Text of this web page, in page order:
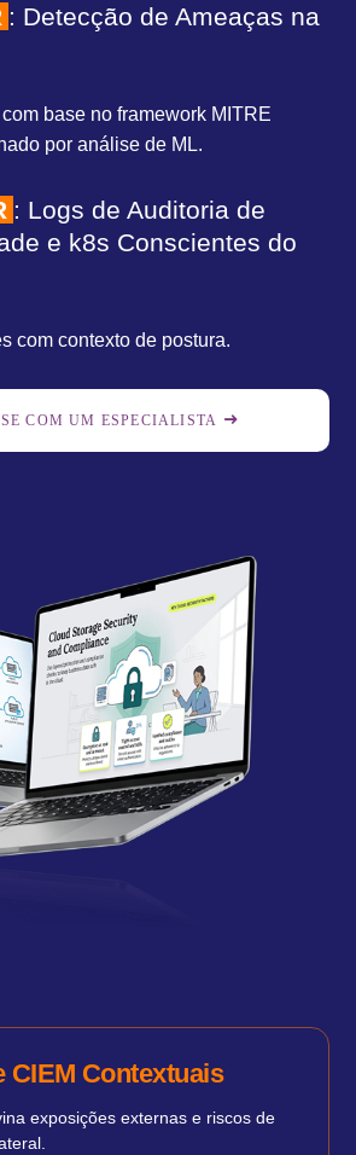
: Detecção de Ameaças na
base no framework MITRE
por análise de ML.
: Logs de Auditoria de
e k8s Conscientes do
com contexto de postura.
COM UM ESPECIALISTA
CIEM Contextuais
exposições externas e riscos de